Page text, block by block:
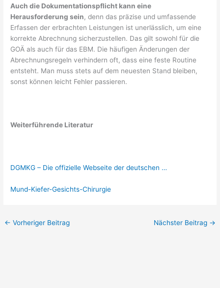
Auch die Dokumentationspflicht kann eine
Herausforderung sein, denn das präzise und umfassende
Erfassen der erbrachten Leistungen ist unerlässlich, um eine
korrekte Abrechnung sicherzustellen. Das gilt sowohl für die
GOÄ als auch für das EBM. Die häufigen Änderungen der
Abrechnungsregeln verhindern oft, dass eine feste Routine
entsteht. Man muss stets auf dem neuesten Stand bleiben,
sonst können leicht Fehler passieren.
Weiterführende Literatur
DGMKG – Die offizielle Webseite der deutschen …
Mund-Kiefer-Gesichts-Chirurgie
← Vorheriger Beitrag Nächster Beitrag →